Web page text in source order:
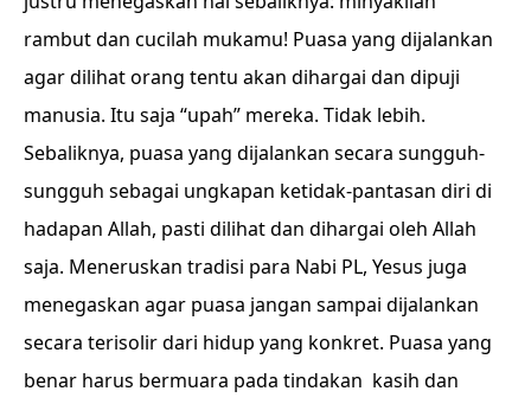
rambut dan cucilah mukamu! Puasa yang dijalankan
agar dilihat orang tentu akan dihargai dan dipuji
manusia. Itu saja “upah” mereka. Tidak lebih.
Sebaliknya, puasa yang dijalankan secara sungguh-
sungguh sebagai ungkapan ketidak-pantasan diri di
hadapan Allah, pasti dilihat dan dihargai oleh Allah
saja. Meneruskan tradisi para Nabi PL, Yesus juga
menegaskan agar puasa jangan sampai dijalankan
secara terisolir dari hidup yang konkret. Puasa yang
benar harus bermuara pada tindakan kasih dan